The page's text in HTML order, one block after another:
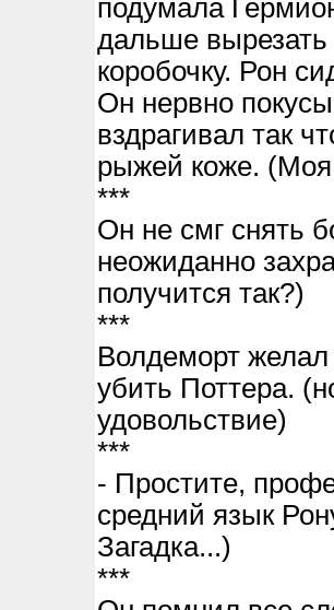
подумала
дальше
коробочку. Рон
Он нервно
вздрагивал так
рыжей коже. (Моя
***
Он не смг снять
неожиданно
получится так?)
***
Волдеморт желал
убить Поттера.
удовольствие)
***
- Простите,
средний язык
Загадка...)
***